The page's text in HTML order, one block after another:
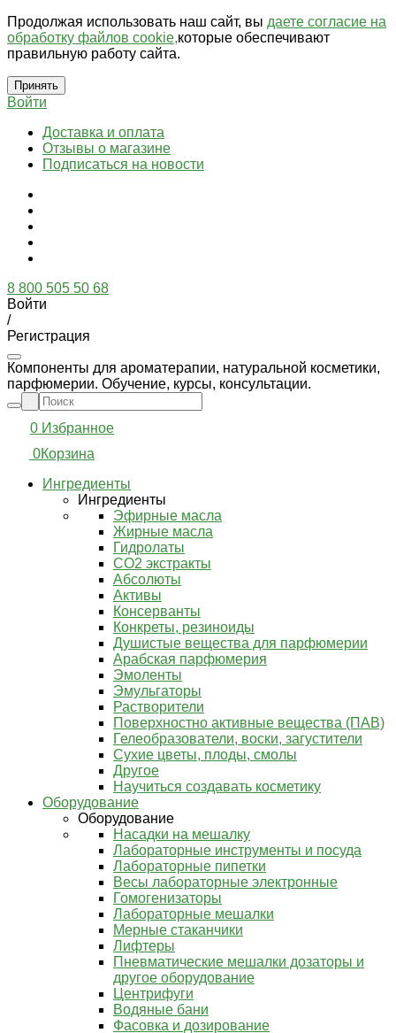
Продолжая использовать наш сайт, вы даете согласие на
обработку файлов cookie,которые обеспечивают
правильную работу сайта.
Принять
Войти
Доставка и оплата
Отзывы о магазине
Подписаться на новости
8 800 505 50 68
Войти
/
Регистрация
Компоненты для ароматерапии, натуральной косметики,
парфюмерии. Обучение, курсы, консультации.
0 Избранное
0Корзина
Ингредиенты
Ингредиенты
Эфирные масла
Жирные масла
Гидролаты
СО2 экстракты
Абсолюты
Активы
Консерванты
Конкреты, резиноиды
Душистые вещества для парфюмерии
Арабская парфюмерия
Эмоленты
Эмульгаторы
Растворители
Поверхностно активные вещества (ПАВ)
Гелеобразователи, воски, загустители
Сухие цветы, плоды, смолы
Другое
Научиться создавать косметику
Оборудование
Оборудование
Насадки на мешалку
Лабораторные инструменты и посуда
Лабораторные пипетки
Весы лабораторные электронные
Гомогенизаторы
Лабораторные мешалки
Мерные стаканчики
Лифтеры
Пневматические мешалки дозаторы и
другое оборудование
Центрифуги
Водяные бани
Фасовка и дозирование